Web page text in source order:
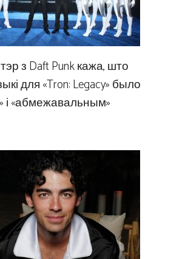
з Daft Punk кажа, што
для «Tron: Legacy» было
і «абмежавальным»